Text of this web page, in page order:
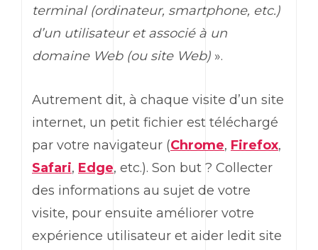
terminal (ordinateur, smartphone, etc.)
d’un utilisateur et associé à un
domaine Web (ou site Web) ».
Autrement dit, à chaque visite d’un site
internet, un petit fichier est téléchargé
par votre navigateur (Chrome, Firefox,
Safari, Edge, etc.). Son but ? Collecter
des informations au sujet de votre
visite, pour ensuite améliorer votre
expérience utilisateur et aider ledit site